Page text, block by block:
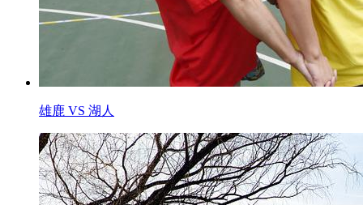
雄鹿 VS 湖人